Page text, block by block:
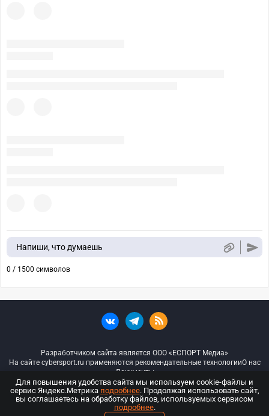
Напиши, что думаешь
0 / 1500 символов
Разработчиком сайта является ООО «ЕСПОРТ Медиа»
На сайте cybersport.ru применяются рекомендательные технологииО нас
Документы
© ООО «Киберспорт.ру» — Все права защищены
Для повышения удобства сайта мы используем cookie-файлы и
сервис Яндекс.Метрика подробнее. Продолжая использовать сайт,
вы соглашаетесь на обработку файлов, используемых сервисом
подробнее.